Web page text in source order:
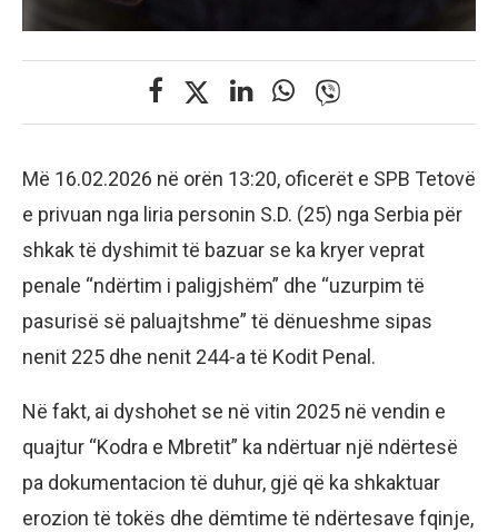
Më 16.02.2026 në orën 13:20, oficerët e SPB Tetovë
e privuan nga liria personin S.D. (25) nga Serbia për
shkak të dyshimit të bazuar se ka kryer veprat
penale “ndërtim i paligjshëm” dhe “uzurpim të
pasurisë së paluajtshme” të dënueshme sipas
nenit 225 dhe nenit 244-a të Kodit Penal.
Në fakt, ai dyshohet se në vitin 2025 në vendin e
quajtur “Kodra e Mbretit” ka ndërtuar një ndërtesë
pa dokumentacion të duhur, gjë që ka shkaktuar
erozion të tokës dhe dëmtime të ndërtesave fqinje,